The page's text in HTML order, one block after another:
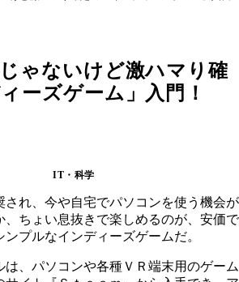
ゃないけど激ハマり確
ーズゲーム」入門！
IT・科学
され、今や自宅でパソコンを使う機会が
ちょい息抜きで楽しめるのが、安価で
プルなインディーズゲームだ。
、パソコンや各種ＶＲ端末用のゲーム